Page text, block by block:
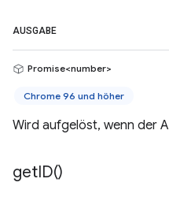
AUSGABE
Promise<number>
Chrome 96 und höher
Wird aufgelöst, wenn der
getID()